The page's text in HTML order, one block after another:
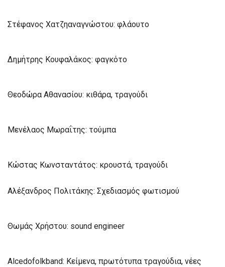
Στέφανος Χατζηαναγνώστου: φλάουτο
Δημήτρης Κουφαλάκος: φαγκότο
Θεοδώρα Αθανασίου: κιθάρα, τραγούδι
Μενέλαος Μωραΐτης: τούμπα
Κώστας Κωνσταντάτος: κρουστά, τραγούδι
Αλέξανδρος Πολιτάκης: Σχεδιασμός φωτισμού
Θωμάς Χρήστου: sound engineer
Alcedofolkband: Κείμενα, πρωτότυπα τραγούδια, νέες